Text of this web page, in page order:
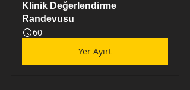
Klinik Değerlendirme
Randevusu
60
Yer Ayırt